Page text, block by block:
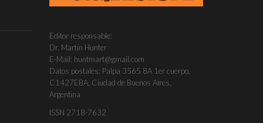
Editor responsable:
Dr. Martín Hunter
E-Mail: huntmart@gmail.com
Datos postales: Palpa 3565 8A 1er cuerpo,
C1427EBA, Ciudad de Buenos Aires,
Argentina
ISSN 2718-7632